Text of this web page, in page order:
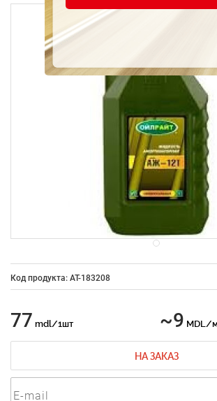
Код продукта: AT-183208
77 mdl/1шт ~9 MDL/
НА ЗАКАЗ